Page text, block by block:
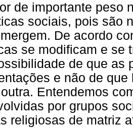
de importante peso
sociais, pois são
De acordo
se modificam e se
de que as
e não de
Entendemos
por grupos
religiosas de matriz